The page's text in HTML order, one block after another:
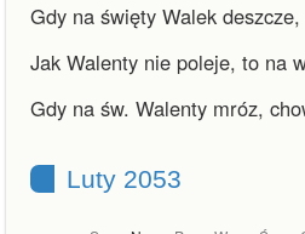
Gdy na święty Walek
Jak Walenty nie poleje, to na
Gdy na św. Walenty mróz,
Luty 2053